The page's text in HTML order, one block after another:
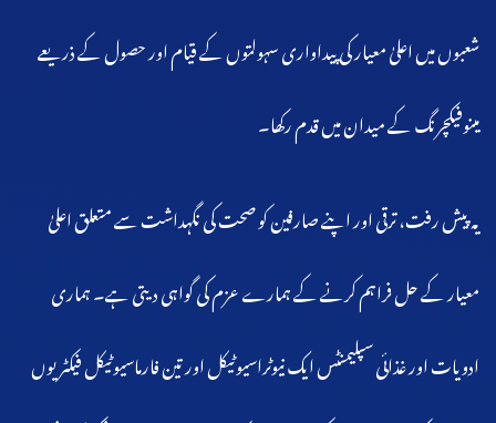
شعبوں میں اعلیٰ معیار کی پیداواری سہولتوں کے قیام اور حصول کے ذریعے
مینوفیکچرنگ کے میدان میں قدم رکھا۔
یہ پیش رفت، ترقی اور اپنے صارفین کو صحت کی نگہداشت سے متعلق اعلیٰ
معیار کے حل فراہم کرنے کے ہمارے عزم کی گواہی دیتی ہے۔ ہماری
ادویات اور غذائی سپلیمنٹس ایک نیوٹراسیوٹیکل اور تین فارماسیوٹیکل فیکٹریوں